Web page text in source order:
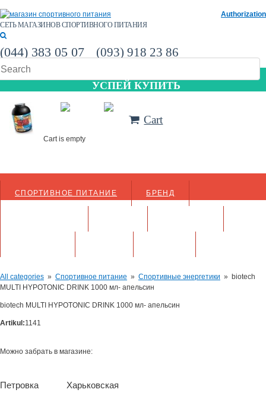
Authorization
СЕТЬ МАГАЗИНОВ СПОРТИВНОГО ПИТАНИЯ
(044) 383 05 07 (093) 918 23 86
УСПЕЙ КУПИТЬ
Cart
Cart is empty
СПОРТИВНОЕ ПИТАНИЕ БРЕНД
All categories » Спортивное питание » Спортивные энергетики » biotech
MULTI HYPOTONIC DRINK 1000 мл- апельсин
biotech MULTI HYPOTONIC DRINK 1000 мл- апельсин
Artikul:1141
Можно забрать в магазине:
Петровка Харьковская